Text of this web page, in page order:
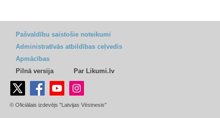
Pašvaldību saistošie noteikumi
Administratīvās atbildības ceļvedis
Apmācības
Pilnā versija
Par Likumi.lv
© Oficiālais izdevējs "Latvijas Vēstnesis"